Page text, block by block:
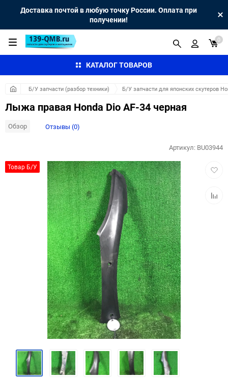
Доставка почтой в любую точку России. Оплата при
получении!
КАТАЛОГ ТОВАРОВ
0
Б/У запчасти (разбор техники) Б/У запчасти для японских скутеров
Лыжа правая Honda Dio AF-34 черная
Обзор Отзывы (0)
Товар Б/У
Артикул: BU03944